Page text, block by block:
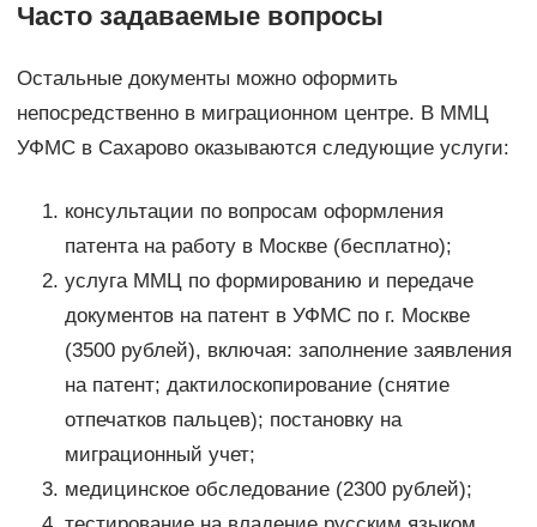
Часто задаваемые вопросы
Остальные документы можно оформить
непосредственно в миграционном центре. В ММЦ
УФМС в Сахарово оказываются следующие услуги:
консультации по вопросам оформления
патента на работу в Москве (бесплатно);
услуга ММЦ по формированию и передаче
документов на патент в УФМС по г. Москве
(3500 рублей), включая: заполнение заявления
на патент; дактилоскопирование (снятие
отпечатков пальцев); постановку на
миграционный учет;
медицинское обследование (2300 рублей);